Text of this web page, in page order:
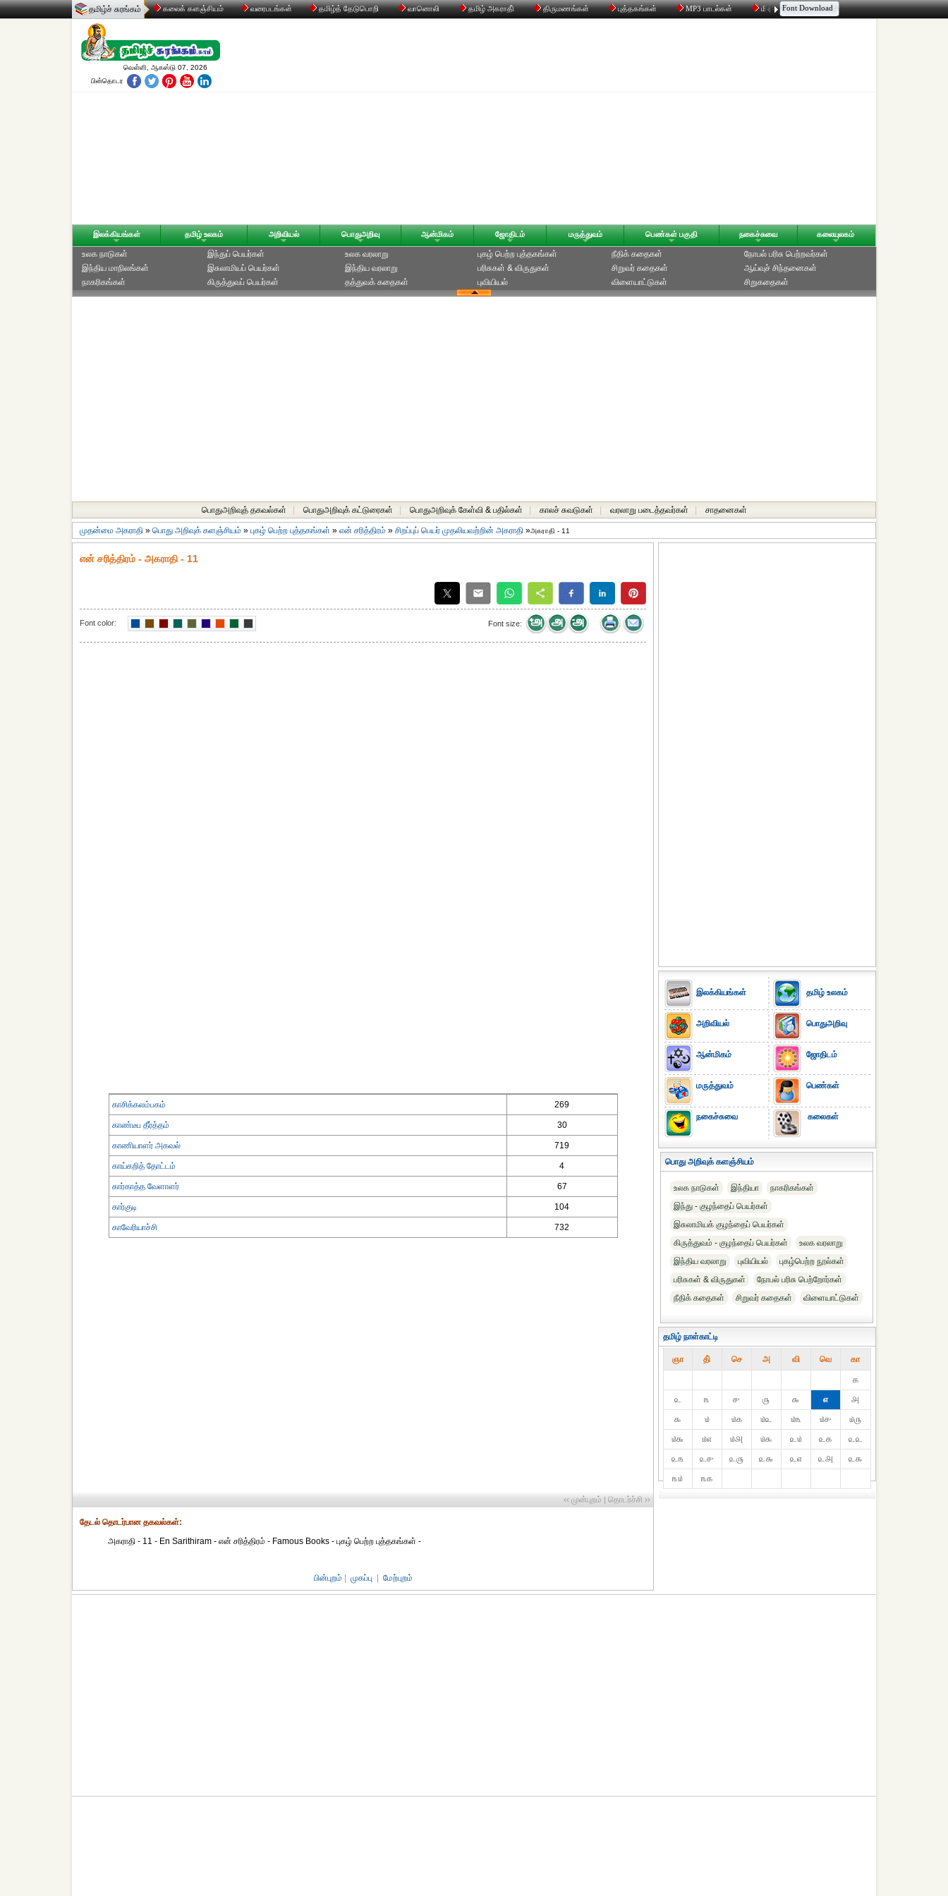
தமிழ்ச் சுரங்கம் கலைக் களஞ்சியம் வரைபடங்கள் தமிழ்த் தேடுபொறி வானொலி தமிழ் அகராதி் திருமணங்கள் புத்தகங்கள் MP3 பாடல்கள் மின்னஞ்சல் திரட்டி உரையாடல்
Font Download
வெள்ளி, ஆகஸ்டு 07, 2026
பின்தொடர
இலக்கியங்கள் தமிழ் உலகம் அறிவியல் பொதுஅறிவு ஆன்மிகம் ஜோதிடம் மருத்துவம் பெண்கள் பகுதி நகைச்சுவை கலையுலகம்
உலக நாடுகள்
இந்திய மாநிலங்கள்
நாகரிகங்கள்
இந்துப் பெயர்கள்
இசுலாமியப் பெயர்கள்
கிருத்துவப் பெயர்கள்
உலக வரலாறு
இந்திய வரலாறு
தத்துவக் கதைகள்
புகழ் பெற்ற புத்தகங்கள்
பரிசுகள் & விருதுகள்
புவியியல்
நீதிக் கதைகள்
சிறுவர் கதைகள்
விளையாட்டுகள்
நோபல் பரிசு‎ பெற்றவர்‎கள்
ஆய்வுச் சிந்தனைகள்
சிறுகதைகள்
பொதுஅறிவுத் தகவல்கள் பொதுஅறிவுக் கட்டுரைகள் பொதுஅறிவுக் கேள்வி & பதில்கள் காலச் சுவடுகள் வரலாறு படைத்தவர்கள் சாதனைகள்‎
முதன்மை அகராதி » பொது அறிவுக் களஞ்சியம் » புகழ் பெற்ற புத்தகங்கள் » என் சரித்திரம் » சிறப்புப் பெயர் முதலியவற்றின் அகராதி »அகராதி - 11
என் சரித்திரம் - அகராதி - 11
Font color: Font size:
காசிக்கலம்பகம் 269
காண்டீப தீர்த்தம் 30
காணியாளர் அகவல் 719
காய்கறித் தோட்டம் 4
கார்காத்த வேளாளர் 67
கார்குடி 104
காவேரியாச்சி 732
‹‹ முன்புறம் | தொடர்ச்சி ››
தேட‌ல் தொட‌ர்பான தகவ‌ல்க‌ள்:
அகராதி - 11 - En Sarithiram - என் சரித்திரம் - Famous Books - புகழ் பெற்ற புத்தகங்கள் -
பின்புறம் முகப்பு மேற்புறம்
இலக்கியங்கள்
அறிவியல்
ஆன்மிகம்
மருத்துவம்
நகைச்சுவை
தமிழ் உலகம்
பொதுஅறிவு
ஜோதிடம்
பெண்கள்
கலைகள்
பொது அறிவுக் களஞ்சியம்
உலக நாடுகள் இந்தியா
நாகரிகங்கள்
இந்து - குழந்தைப் பெயர்கள்
இசுலாமியக் குழந்தைப் பெயர்கள்
கிருத்துவம் - குழந்தைப் பெயர்கள்
உலக வரலாறு
இந்திய வரலாறு
புவியியல்
புகழ்பெற்ற நூல்கள்
பரிசுகள் & விருதுகள்
நோபல் பரிசு‎ பெற்றோர்‎கள்
நீதிக் கதைகள்
சிறுவர் கதைகள் விளையாட்டுகள்
தமிழ் நாள்காட்டி
ஞா தி் செ அ வி வெ கா
௧
௨
௩ ௪ ௫ ௬ ௭
௮
௯
௰ ௰௧ ௰௨ ௰௩ ௰௪
௰௫
௰௬
௰௭ ௰௮ ௰௯ ௨௰ ௨௧
௨௨
௨௩
௨௪ ௨௫ ௨௬ ௨௭ ௨௮
௨௯
௩௰
௩௧